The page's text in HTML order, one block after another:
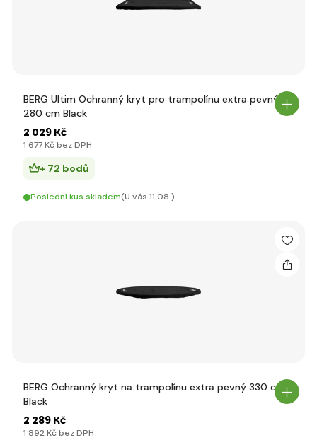
BERG Ultim Ochranný kryt pro trampolínu extra pevný
280 cm Black
2 029 Kč
1 677 Kč bez DPH
+ 72 bodů
Poslední kus skladem(U vás 11.08.)
BERG Ochranný kryt na trampolínu extra pevný 330 cm
Black
2 289 Kč
1 892 Kč bez DPH